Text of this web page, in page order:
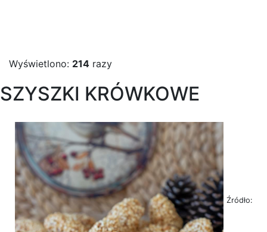
Wyświetlono: 214 razy
SZYSZKI KRÓWKOWE
Źródło: